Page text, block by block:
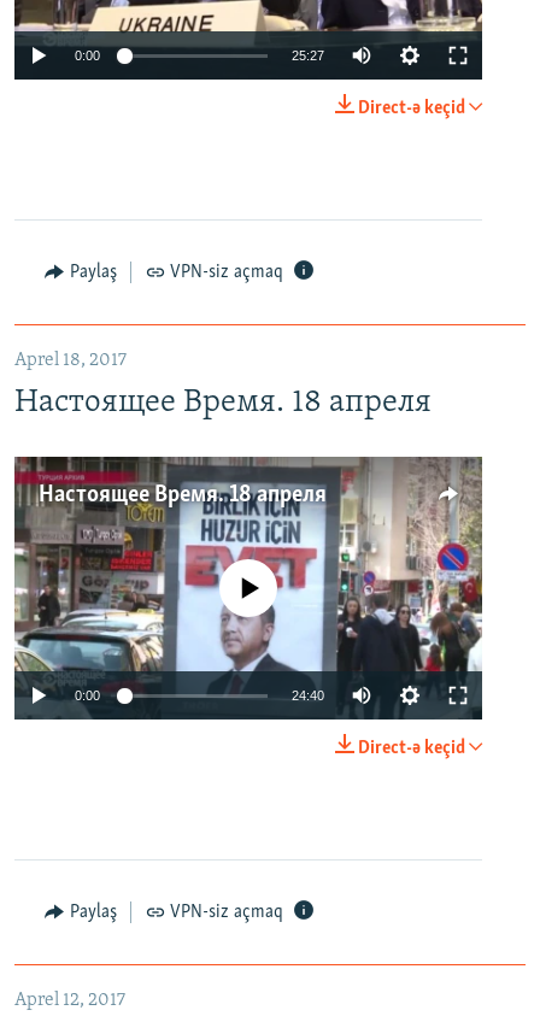
0:00 25:27
Direct-ə keçid
Paylaş VPN-siz açmaq
Aprel 18, 2017
Настоящее Время. 18 апреля
Настоящее Время. 18 апреля
No media source currently available
0:00 24:40
Direct-ə keçid
Paylaş VPN-siz açmaq
Aprel 12, 2017